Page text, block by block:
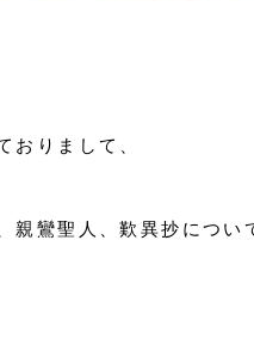
おりまして、
鸞聖人、歎異抄につい